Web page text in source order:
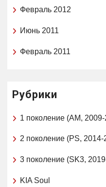
Февраль 2012
Июнь 2011
Февраль 2011
Рубрики
1 поколение (AM,
2 поколение (PS, 2014-
3 поколение (SK3,
KIA Soul